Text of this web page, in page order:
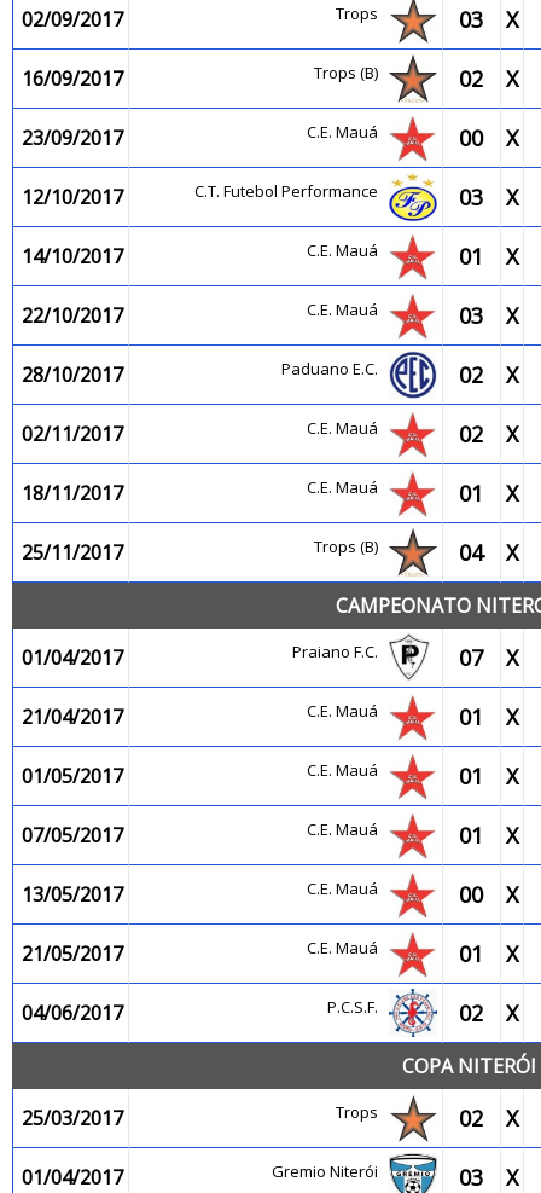
02/09/2017
Trops 03 X
16/09/2017 Trops (B) 02 X
23/09/2017 C.E. Mauá 00 X
12/10/2017 C.T. Futebol Performance 03 X
14/10/2017 C.E. Mauá 01 X
22/10/2017 C.E. Mauá 03 X
28/10/2017 Paduano E.C. 02 X
02/11/2017 C.E. Mauá 02 X
18/11/2017 C.E. Mauá 01 X
25/11/2017 Trops (B) 04 X
CAMPEONATO
01/04/2017
Praiano F.C. 07 X
21/04/2017 C.E. Mauá 01 X
01/05/2017 C.E. Mauá 01 X
07/05/2017 C.E. Mauá 01 X
13/05/2017 C.E. Mauá 00 X
21/05/2017 C.E. Mauá 01 X
04/06/2017 P.C.S.F. 02 X
COPA
25/03/2017
Trops 02 X
01/04/2017 Gremio Niterói 03 X